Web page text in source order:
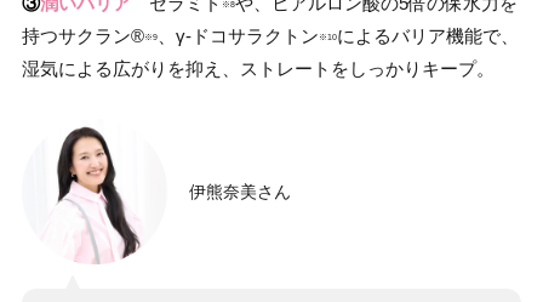
※8
持つサクラン®※9 、γ-ドコサラクトン ※10によるバリア機能で、
湿気による広がりを抑え、ストレートをしっかりキープ。
伊熊奈美さん